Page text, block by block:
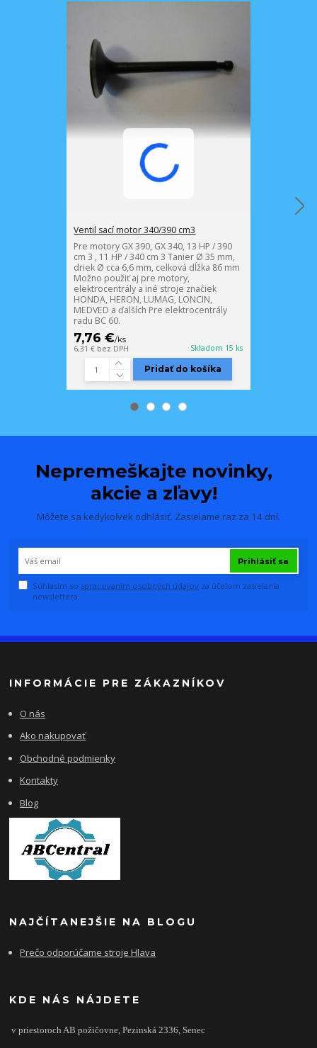
Ventil sací motor 340/390 cm3
Pre motory GX 390, GX 340, 13 HP / 390
cm 3 , 11 HP / 340 cm 3 Tanier Ø 35 mm,
driek Ø cca 6,6 mm, celková dĺžka 86 mm
Možno použiť aj pre motory,
elektrocentrály a iné stroje značiek
HONDA, HERON, LUMAG, LONCIN,
MEDVED a ďalších Pre elektrocentrály
radu BC 60.
7,76 €/ks
6,31 € bez DPH Skladom 15 ks
Pridať do košíka
Nepremeškajte novinky,
akcie a zľavy!
Môžete sa kedykoľvek odhlásiť. Zasielame raz za 14 dní.
Prihlásiť sa
Súhlasím so spracovaním osobných údajov za účelom zasielania
newslettera.
INFORMÁCIE PRE ZÁKAZNÍKOV
O nás
Ako nakupovať
Obchodné podmienky
Kontakty
Blog
NAJČÍTANEJŠIE NA BLOGU
Prečo odporúčame stroje Hlava
KDE NÁS NÁJDETE
v priestoroch AB požičovne,Pezinská 2336, Senec